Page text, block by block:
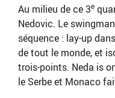
Au milieu de ce 3e
Nedovic. Le
séquence : lay-up
de tout le monde, et
trois-points. Neda is
le Serbe et Monaco